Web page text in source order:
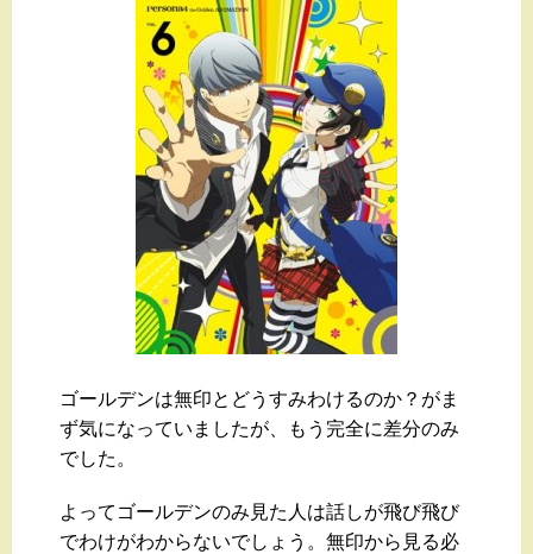
ゴールデンは無印とどうすみわけるのか？がま
ず気になっていましたが、もう完全に差分のみ
でした。
よってゴールデンのみ見た人は話しが飛び飛び
でわけがわからないでしょう。無印から見る必